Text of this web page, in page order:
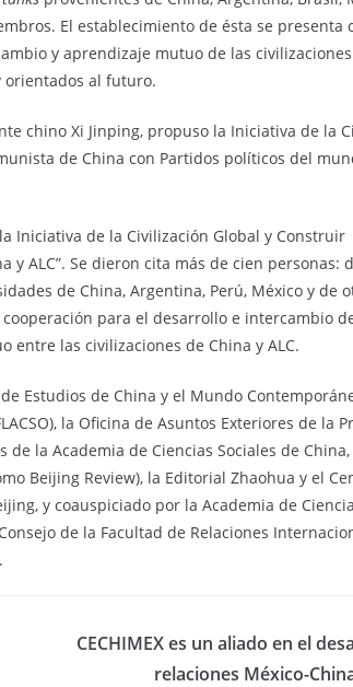
El establecimiento de ésta se presenta
y aprendizaje mutuo de las
orientados al futuro.
chino Xi Jinping, propuso la Iniciativa de la
de China con Partidos políticos del
Iniciativa de la Civilización Global y Construir
ALC”. Se dieron cita más de cien personas:
de China, Argentina, Perú, México y de
para el desarrollo e intercambio
entre las civilizaciones de China y ALC.
Estudios de China y el Mundo
la Oficina de Asuntos Exteriores de la
la Academia de Ciencias Sociales de
Beijing Review), la Editorial Zhaohua y el
y coauspiciado por la Academia de
de la Facultad de Relaciones
CECHIMEX es un aliado en el
relaciones México-